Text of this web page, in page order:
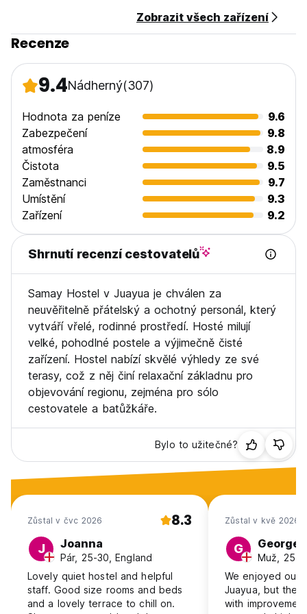
Platby při příjezdu pouze v hotovosti!
Včetně daní
Snídaně NENÍ k dispozici!
- Otázky? Dej mi vědět ! (Auto-translated from original
language)
Zobrazit všech zařízení
Recenze
9.4Nádherný(307)
Hodnota za peníze
9.6
Zabezpečení
9.8
atmosféra
8.9
Čistota
9.5
Zaměstnanci
9.7
Umístění
9.3
Zařízení
9.2
Shrnutí recenzí cestovatelů
Samay Hostel v Juayua je chválen za
neuvěřitelně přátelský a ochotný personál, který
vytváří vřelé, rodinné prostředí. Hosté milují
velké, pohodlné postele a výjimečně čisté
zařízení. Hostel nabízí skvělé výhledy ze své
terasy, což z něj činí relaxační základnu pro
objevování regionu, zejména pro sólo
cestovatele a batůžkáře.
Bylo to užitečné?
Zůstal v čvc 2026 8.3
J Joanna
Pár, 25-30, England
Lovely quiet hostel and helpful
staff. Good size rooms and beds
and a lovely terrace to chill on.
Zůstal v kvě 2026
G George
Muž, 25-
We enjoyed our
Juayua, but the
with